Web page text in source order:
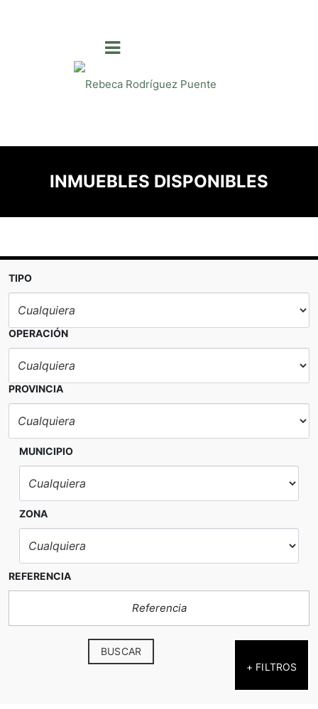
INMUEBLES DISPONIBLES
TIPO
OPERACIÓN
PROVINCIA
MUNICIPIO
ZONA
REFERENCIA
+ FILTROS
BUSCAR